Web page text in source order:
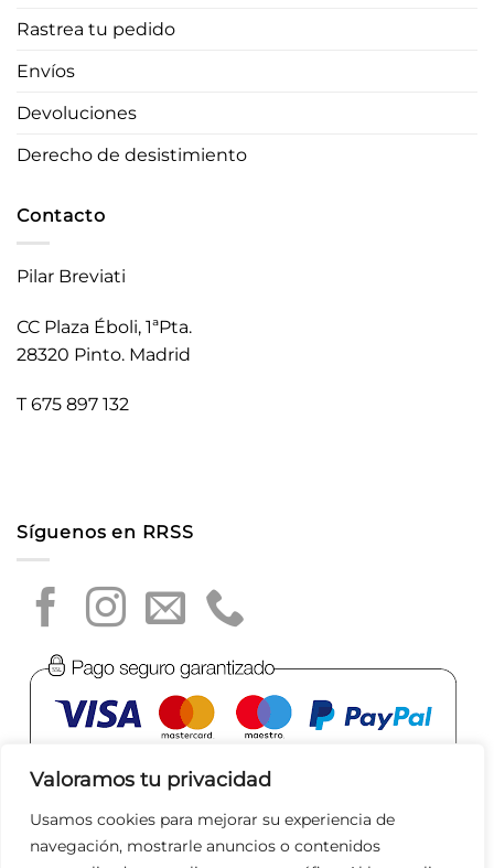
Valoramos tu privacidad
Usamos cookies para mejorar su experiencia de
navegación, mostrarle anuncios o contenidos
Rastrea tu pedido
Envíos
Devoluciones
Derecho de desistimiento
Contacto
Pilar Breviati
CC Plaza Éboli, 1ªPta.
28320 Pinto. Madrid
T 675 897 132
Síguenos en RRSS